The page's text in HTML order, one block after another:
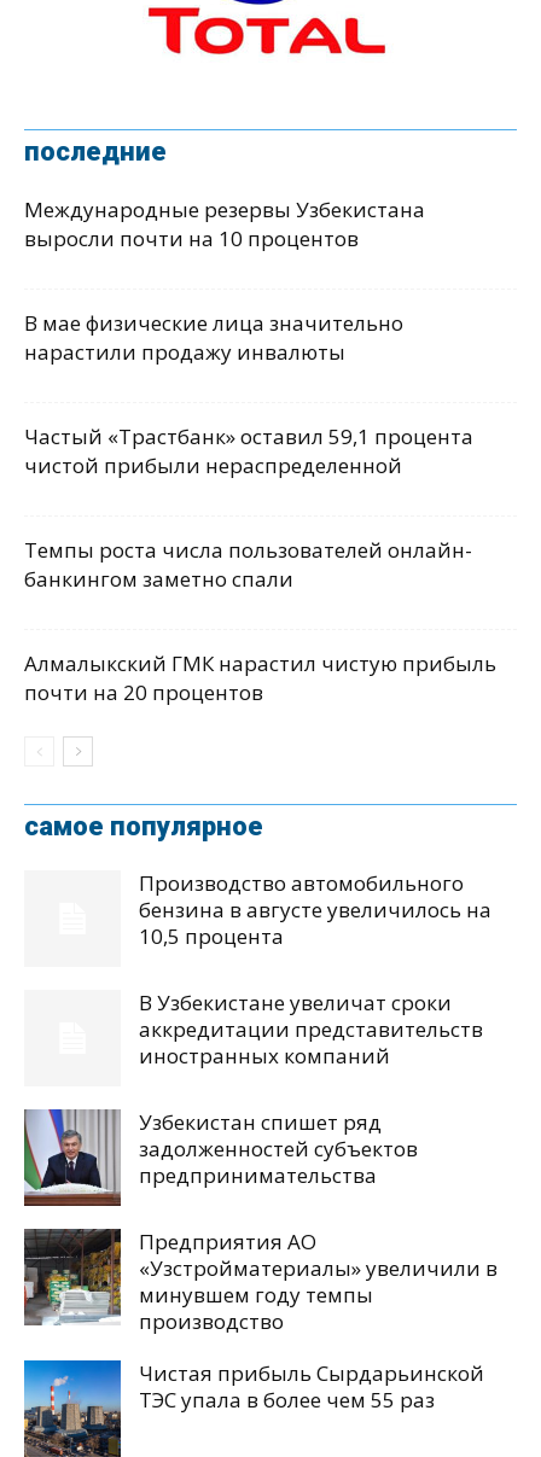
последние
Международные резервы Узбекистана
выросли почти на 10 процентов
В мае физические лица значительно
нарастили продажу инвалюты
Частый «Трастбанк» оставил 59,1 процента
чистой прибыли нераспределенной
Темпы роста числа пользователей онлайн-
банкингом заметно спали
Алмалыкский ГМК нарастил чистую прибыль
почти на 20 процентов
самое популярное
Производство автомобильного
бензина в августе увеличилось на
10,5 процента
В Узбекистане увеличат сроки
аккредитации представительств
иностранных компаний
Узбекистан спишет ряд
задолженностей субъектов
предпринимательства
Предприятия АО
«Узстройматериалы» увеличили в
минувшем году темпы
производство
Чистая прибыль Сырдарьинской
ТЭС упала в более чем 55 раз